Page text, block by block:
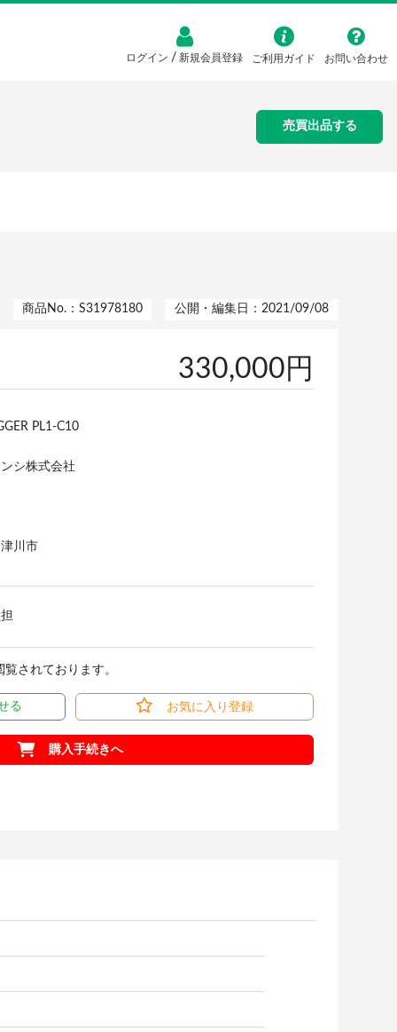
ログイン / 新規会員登録 ご利用ガイド お問い合わせ
売買出品する
商品No.：S31978180 公開・編集日：2021/09/08
330,000円
PL1-C10
シ株式会社
川市
されております。
る お気に入り登録
購入手続きへ